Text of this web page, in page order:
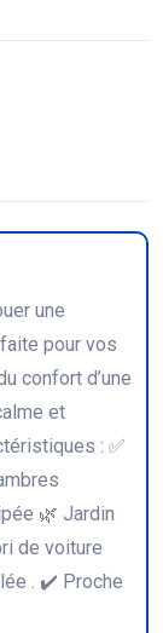
une
pour vos
confort d’une
et
: ✅
🌿 Jardin
de voiture
. ✔️ Proche